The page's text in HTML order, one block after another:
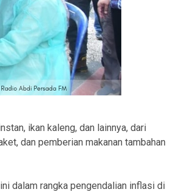
ikan kaleng, dan lainnya, dari
dan pemberian makanan tambahan
dalam rangka pengendalian inflasi di